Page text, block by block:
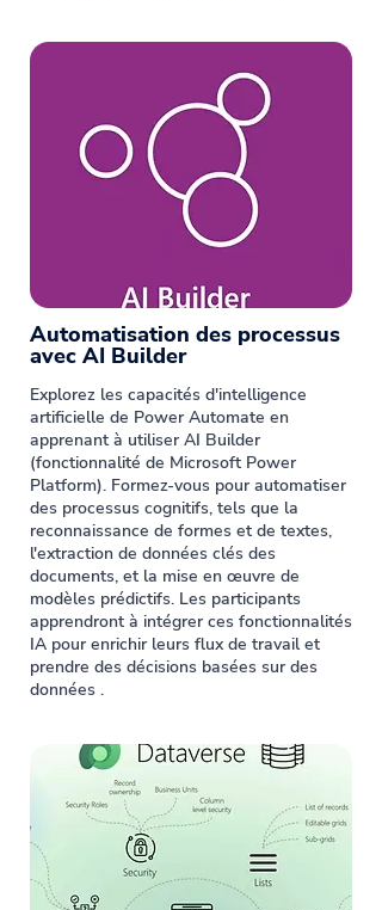
Automatisation des processus
avec AI Builder
Explorez les capacités d'intelligence
artificielle de Power Automate en
apprenant à utiliser AI Builder
(fonctionnalité de Microsoft Power
Platform). Formez-vous pour automatiser
des processus cognitifs, tels que la
reconnaissance de formes et de textes,
l'extraction de données clés des
documents, et la mise en œuvre de
modèles prédictifs. Les participants
apprendront à intégrer ces fonctionnalités
IA pour enrichir leurs flux de travail et
prendre des décisions basées sur des
données .